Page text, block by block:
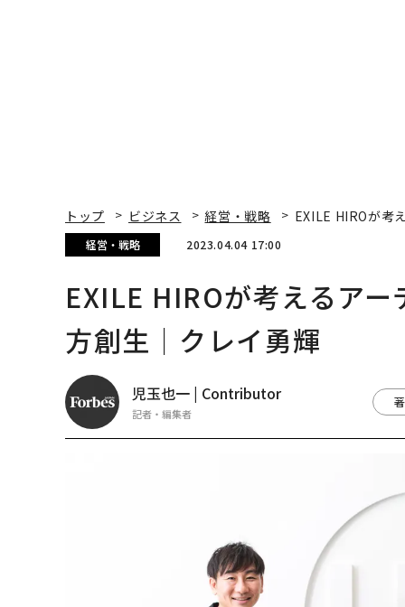
トップ ビジネス 経営・戦略 EXILE HIROが考
経営・戦略 2023.04.04 17:00
EXILE HIROが考えるア
方創生｜クレイ勇輝
児玉也一 | Contributor
記者・編集者